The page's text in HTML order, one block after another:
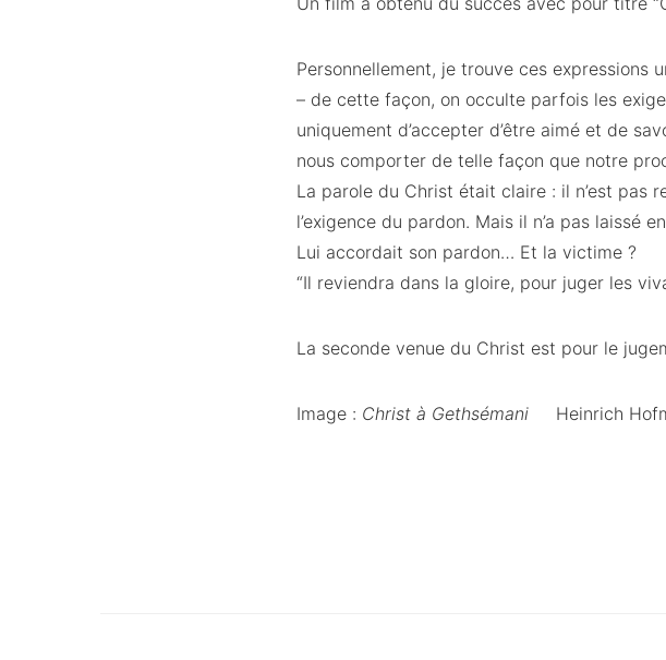
Personnellement, je trouve ces expressions
– de cette façon, on occulte parfois les
uniquement d’accepter d’être aimé et de
nous comporter de telle façon que notre
La parole du Christ était claire : il n’est pas
l’exigence du pardon. Mais il n’a pas laissé
Lui accordait son pardon… Et la victime ?
“Il reviendra dans la gloire, pour juger les
La seconde venue du Christ est pour le
Image : Christ à Gethsémani Heinrich